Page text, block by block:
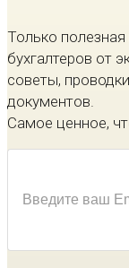
Только
бухгалтеров от
советы,
документов.
Самое ценное,